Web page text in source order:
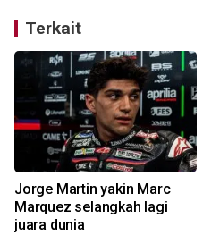
Terkait
Jorge Martin yakin Marc
Marquez selangkah lagi
juara dunia